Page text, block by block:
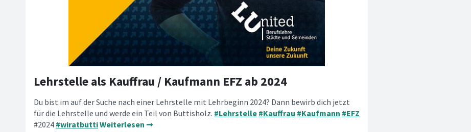
Lehrstelle als Kauffrau / Kaufmann EFZ ab 2024
Du bist im auf der Suche nach einer Lehrstelle mit Lehrbeginn 2024? Dann bewirb dich jetzt
für die Lehrstelle und werde ein Teil von Buttisholz. #Lehrstelle #Kauffrau #Kaufmann #EFZ
#2024 #wiratbuttiWeiterlesen ➞